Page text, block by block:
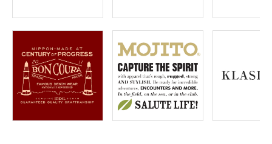
OFFICIAL WEB SITE
ACCOUNT MENU
ようこそ ゲスト 様
meeting_room ログイン 会員登録